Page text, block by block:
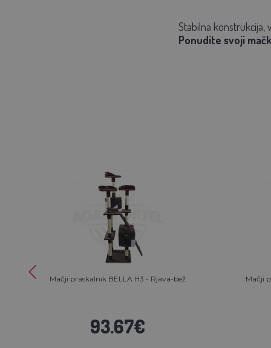
Stabilna konstrukcija,
Ponudite svoji
Mačji praskalnik BELLA H3 - Rjava-bež
93.67€
Mačji